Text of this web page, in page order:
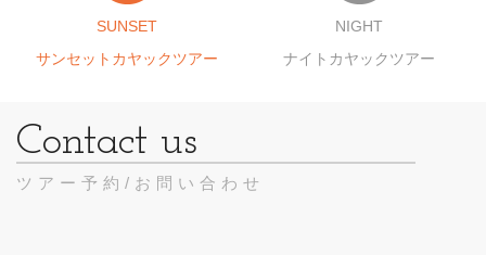
SUNSET
サンセットカヤックツアー
NIGHT
ナイトカヤックツアー
ツアー予約/お問い合わせ